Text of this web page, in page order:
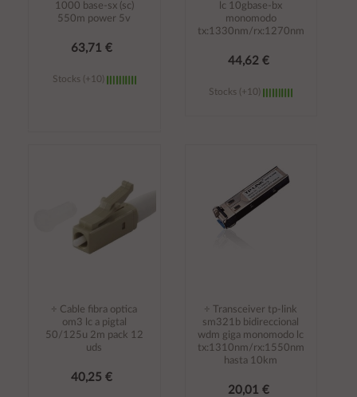
1000 base-sx (sc)
550m power 5v
63,71 €
Stocks (+10)
lc 10gbase-bx
monomodo
tx:1330nm/rx:1270nm
44,62 €
Stocks (+10)
carrito
÷ Cable fibra optica
om3 lc a pigtal
50/125u 2m pack 12
uds
40,25 €
÷ Transceiver tp-link
sm321b bidireccional
wdm giga monomodo lc
tx:1310nm/rx:1550nm
hasta 10km
20,01 €